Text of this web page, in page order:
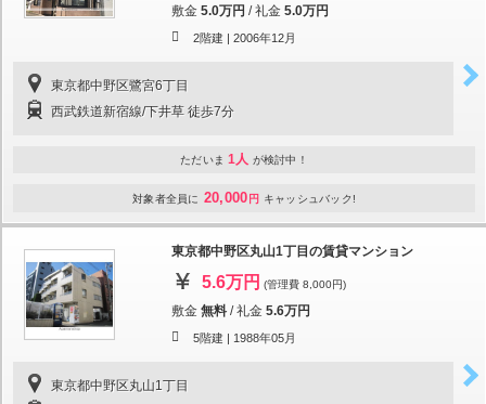
敷金 5.0万円 /礼金 5.0万円
2階建 | 2006年12月
東京都中野区鷺宮6丁目
西武鉄道新宿線/下井草 徒歩7分
ただいま 1人 が検討中！
対象者全員に 20,000 円 キャッシュバック!
東京都中野区丸山1丁目の賃貸マンション
5.6万円 (管理費 8,000円)
敷金 無料 /礼金 5.6万円
5階建 | 1988年05月
東京都中野区丸山1丁目